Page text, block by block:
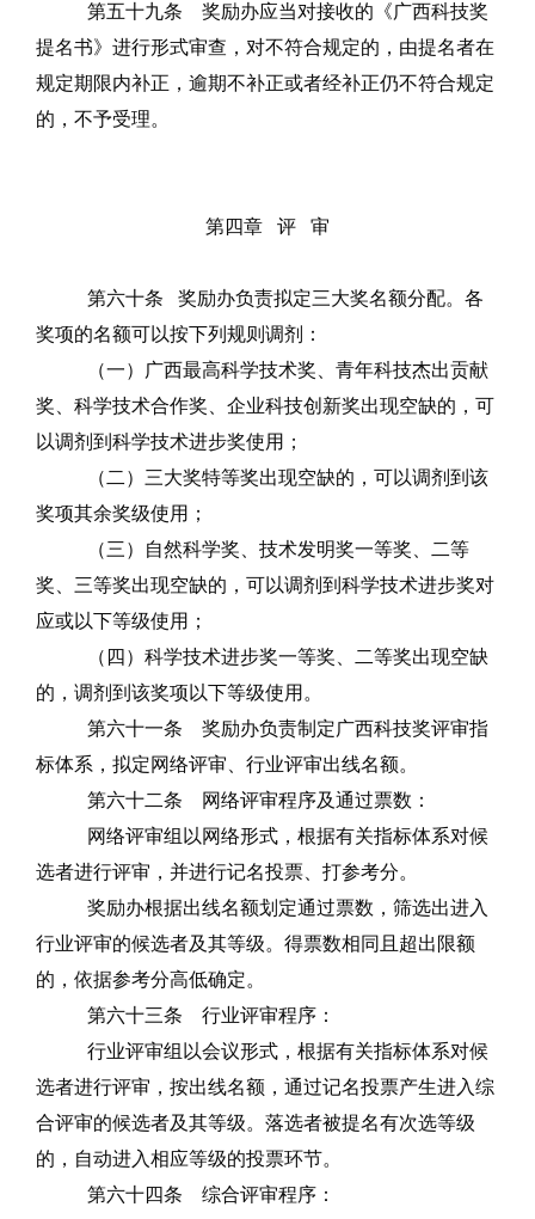
第五十九条
奖励办应当对接收的《广西科技奖
提名书》进行形式审查，对不符合规定的，由提名者在
规定期限内补正，逾期不补正或者经补正仍不符合规定
的，不予受理。
第四章 评 审
第六十条
奖励办负责拟定三大奖名额分配。各
奖项的名额可以按下列规则调剂：
（一）广西最高科学技术奖、青年科技杰出贡献
奖、科学技术合作奖、企业科技创新奖出现空缺的，可
以调剂到科学技术进步奖使用；
（二）三大奖特等奖出现空缺的，可以调剂到该
奖项其余奖级使用；
（三）自然科学奖、技术发明奖一等奖、二等
奖、三等奖出现空缺的，可以调剂到科学技术进步奖对
应或以下等级使用；
（四）科学技术进步奖一等奖、二等奖出现空缺
的，调剂到该奖项以下等级使用。
第六十一条
奖励办负责制定广西科技奖评审指
标体系，拟定网络评审、行业评审出线名额。
第六十二条
网络评审程序及通过票数：
网络评审组以网络形式，根据有关指标体系对候
选者进行评审，并进行记名投票、打参考分。
奖励办根据出线名额划定通过票数，筛选出进入
行业评审的候选者及其等级。得票数相同且超出限额
的，依据参考分高低确定。
第六十三条
行业评审程序：
行业评审组以会议形式，根据有关指标体系对候
选者进行评审，按出线名额，通过记名投票产生进入综
合评审的候选者及其等级。落选者被提名有次选等级
的，自动进入相应等级的投票环节。
第六十四条
综合评审程序：